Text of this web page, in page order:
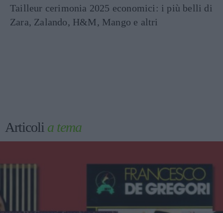
Tailleur cerimonia 2025 economici: i più belli di
Zara, Zalando, H&M, Mango e altri
Articoli a tema